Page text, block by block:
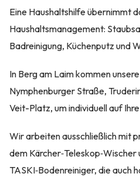
Eine Haushaltshilfe übernimmt
Haushaltsmanagement:
Badreinigung, Küchenputz und
In Berg am Laim kommen
Nymphenburger Straße,
Veit-Platz, um individuell auf
Wir arbeiten ausschließlich mit
dem Kärcher‑Teleskop‑Wischer
TASKI‑Bodenreiniger, die auch